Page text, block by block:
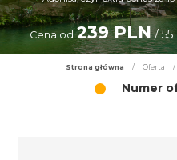
Cena od 239 PLN/ 55
Strona główna / Oferta /
Numer